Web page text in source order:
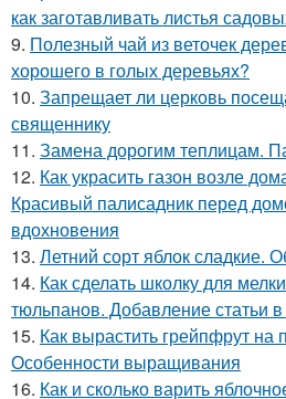
как заготавливать листья
9. Полезный чай из веточек
хорошего в голых деревьях?
10. Запрещает ли церковь
священнику
11. Замена дорогим теплицам.
12. Как украсить газон возле
Красивый палисадник перед
вдохновения
13. Летний сорт яблок сладкие.
14. Как сделать школку для
тюльпанов. Добавление статьи
15. Как вырастить грейпфрут на
Особенности выращивания
16. Как и сколько варить